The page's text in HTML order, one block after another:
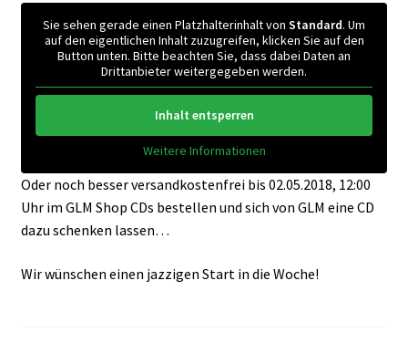
Sie sehen gerade einen Platzhalterinhalt von Standard. Um
auf den eigentlichen Inhalt zuzugreifen, klicken Sie auf den
Button unten. Bitte beachten Sie, dass dabei Daten an
Drittanbieter weitergegeben werden.
Inhalt entsperren
Weitere Informationen
Oder noch besser versandkostenfrei bis 02.05.2018, 12:00
Uhr im GLM Shop CDs bestellen und sich von GLM eine CD
dazu schenken lassen…
Wir wünschen einen jazzigen Start in die Woche!